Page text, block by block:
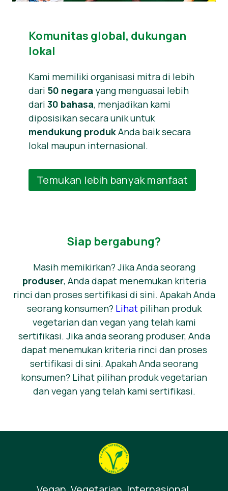
Komunitas global, dukungan
lokal
Kami memiliki organisasi mitra di lebih
dari 50 negara yang menguasai lebih
dari 30 bahasa, menjadikan kami
diposisikan secara unik untuk
mendukung produkAnda baik secara
lokal maupun internasional.
Temukan lebih banyak manfaat
Siap bergabung?
Masih memikirkan? Jika Anda seorang
produser, Anda dapat menemukan kriteria
rinci dan proses sertifikasi di sini. Apakah Anda
seorang konsumen? Lihatpilihan produk
vegetarian dan vegan yang telah kami
sertifikasi. Jika anda seorang produser, Anda
dapat menemukan kriteria rinci dan proses
sertifikasi di sini. Apakah Anda seorang
konsumen? Lihat pilihan produk vegetarian
dan vegan yang telah kami sertifikasi.